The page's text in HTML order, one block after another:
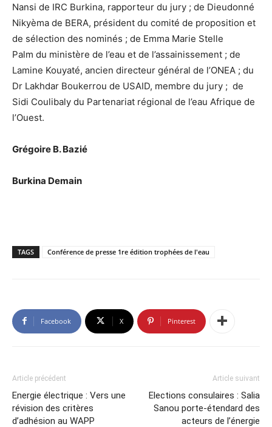
Nansi de IRC Burkina, rapporteur du jury ; de Dieudonné
Nikyèma de BERA, président du comité de proposition et
de sélection des nominés ; de Emma Marie Stelle
Palm du ministère de l’eau et de l’assainissement ; de
Lamine Kouyaté, ancien directeur général de l’ONEA ; du
Dr Lakhdar Boukerrou de USAID, membre du jury ; de
Sidi Coulibaly du Partenariat régional de l’eau Afrique de
l’Ouest.
Grégoire B. Bazié
Burkina Demain
TAGS Conférence de presse 1re édition trophées de l'eau
Facebook X Pinterest
Article précédent
Energie électrique : Vers une
révision des critères
d’adhésion au WAPP
Article suivant
Elections consulaires : Salia
Sanou porte-étendard des
acteurs de l’énergie